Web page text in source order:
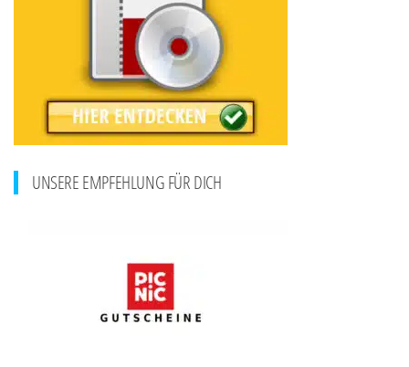
UNSERE EMPFEHLUNG FÜR DICH